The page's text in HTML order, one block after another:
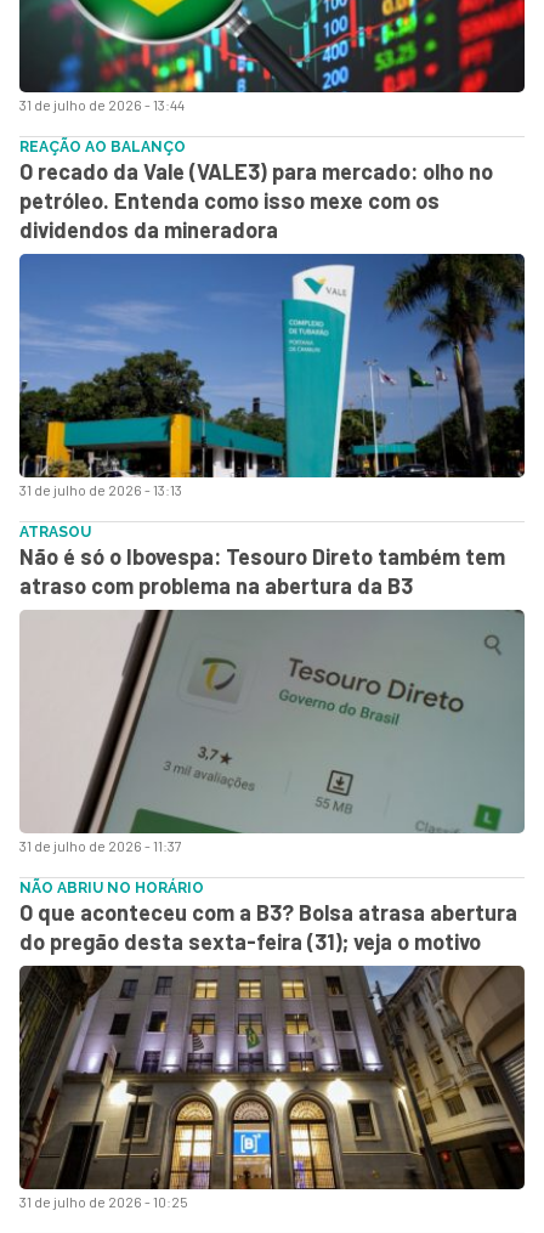
31 de julho de 2026 - 13:44
31 de julho de 2026 - 13:13
REAÇÃO AO BALANÇO
O recado da Vale (VALE3) para mercado: olho no
petróleo. Entenda como isso mexe com os
dividendos da mineradora
31 de julho de 2026 - 11:37
ATRASOU
Não é só o Ibovespa: Tesouro Direto também tem
atraso com problema na abertura da B3
31 de julho de 2026 - 10:25
NÃO ABRIU NO HORÁRIO
O que aconteceu com a B3? Bolsa atrasa abertura
do pregão desta sexta-feira (31); veja o motivo